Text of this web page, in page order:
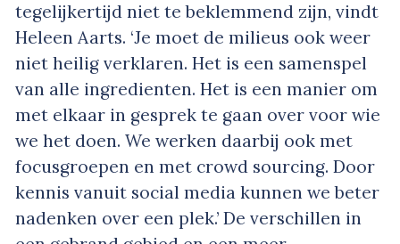
tegelijkertijd niet te beklemmend zijn, vindt
Heleen Aarts. ‘Je moet de milieus ook weer
niet heilig verklaren. Het is een samenspel
van alle ingredienten. Het is een manier om
met elkaar in gesprek te gaan over voor wie
we het doen. We werken daarbij ook met
focusgroepen en met crowd sourcing. Door
kennis vanuit social media kunnen we beter
nadenken over een plek.’ De verschillen in